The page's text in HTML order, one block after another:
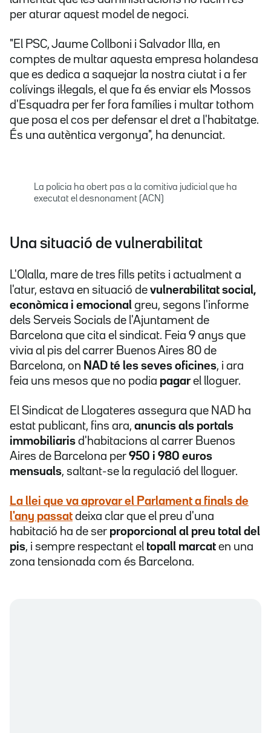
per aturar aquest model de negoci.
"El PSC, Jaume Collboni i Salvador Illa, en
comptes de multar aquesta empresa holandesa
que es dedica a saquejar la nostra ciutat i a fer
colívings il·legals, el que fa és enviar els Mossos
d'Esquadra per fer fora famílies i multar tothom
que posa el cos per defensar el dret a l'habitatge.
És una autèntica vergonya", ha denunciat.
La policia ha obert pas a la comitiva judicial que ha
executat el desnonament (ACN)
Una situació de vulnerabilitat
L'Olalla, mare de tres fills petits i actualment a
l'atur, estava en situació de vulnerabilitat social,
econòmica i emocional greu, segons l'informe
dels Serveis Socials de l'Ajuntament de
Barcelona que cita el sindicat. Feia 9 anys que
vivia al pis del carrer Buenos Aires 80 de
Barcelona, on NAD té les seves oficines, i ara
feia uns mesos que no podia pagar el lloguer.
El Sindicat de Llogateres assegura que NAD ha
estat publicant, fins ara, anuncis als portals
immobiliaris d'habitacions al carrer Buenos
Aires de Barcelona per 950 i 980 euros
mensuals, saltant-se la regulació del lloguer.
La llei que va aprovar el Parlament a finals de
l'any passat deixa clar que el preu d'una
habitació ha de ser proporcional al preu total del
pis, i sempre respectant el topall marcat en una
zona tensionada com és Barcelona.